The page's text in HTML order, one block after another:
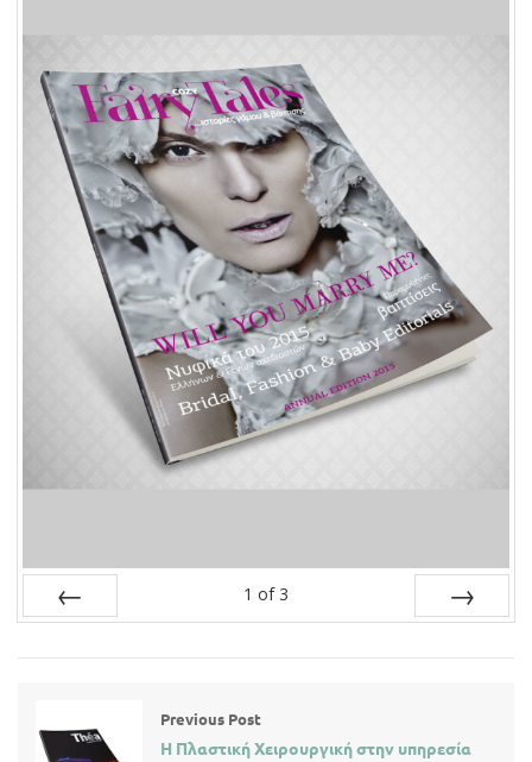
1 of 3
Previous Post
Η Πλαστική Χειρουργική στην υπηρεσία